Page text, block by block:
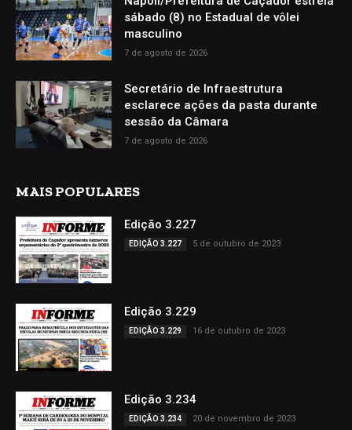
sábado (8) no Estadual de vôlei
masculino
7 de agosto de 2026
Secretário de Infraestrutura
esclarece ações da pasta durante
sessão da Câmara
7 de agosto de 2026
MAIS POPULARES
Edição 3.227
EDIÇÃO 3.227 5 de outubro de 2023
Edição 3.229
EDIÇÃO 3.229 16 de outubro de 2023
Edição 3.234
EDIÇÃO 3.234 20 de novembro de 2023